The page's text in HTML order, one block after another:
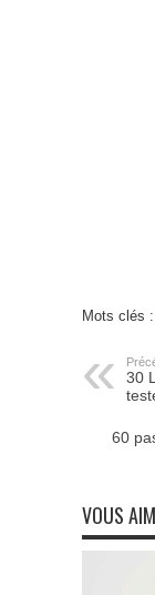
Mots clés :
30
60
VOUS